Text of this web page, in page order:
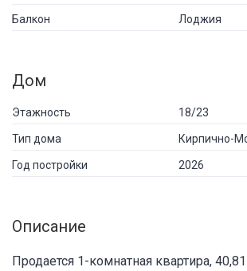
Балкон Лоджия
Дом
Этажность 18/23
Тип дома Кирпично-
Год постройки 2026
Описание
Продается 1-комнатная квартира,